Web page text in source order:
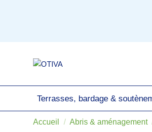
Terrasses, bardage &
Accueil Abris & aménagement